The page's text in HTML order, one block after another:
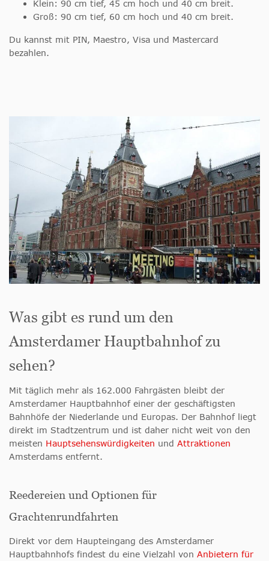
Klein: 90 cm tief, 45 cm hoch und 40 cm breit.
Groß: 90 cm tief, 60 cm hoch und 40 cm breit.
Du kannst mit PIN, Maestro, Visa und Mastercard
bezahlen.
Was gibt es rund um den
Amsterdamer Hauptbahnhof zu
sehen?
Mit täglich mehr als 162.000 Fahrgästen bleibt der
Amsterdamer Hauptbahnhof einer der geschäftigsten
Bahnhöfe der Niederlande und Europas. Der Bahnhof liegt
direkt im Stadtzentrum und ist daher nicht weit von den
meisten Hauptsehenswürdigkeiten und Attraktionen
Amsterdams entfernt.
Reedereien und Optionen für
Grachtenrundfahrten
Direkt vor dem Haupteingang des Amsterdamer
Hauptbahnhofs findest du eine Vielzahl von Anbietern für